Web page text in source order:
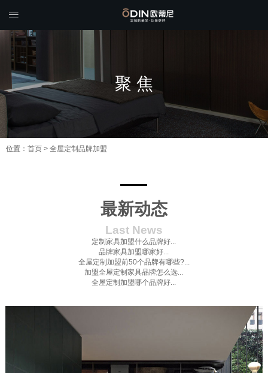

聚 焦
位置： 首页 > 全屋定制品牌加盟
最新动态
Last News
定制家具加盟什么品牌好...
品牌家具加盟哪家好...
全屋定制加盟前50个品牌有哪些?...
加盟全屋定制家具品牌怎么选...
全屋定制加盟哪个品牌好...